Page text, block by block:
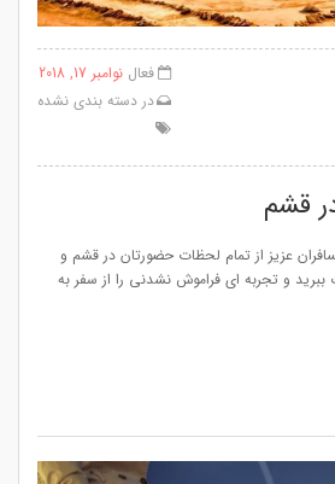
فعال نوامبر 17, 2018
در دسته بندی نشده
قشم
عزیز از تمام لحظات حضورتان در قشم و
و تجربه ای فراموش نشدنی را از سفر به